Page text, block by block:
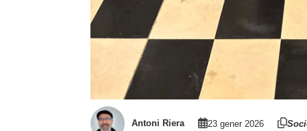
Antoni Riera 23 gener 2026